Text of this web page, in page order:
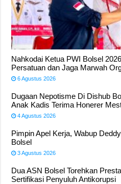
Nahkodai Ketua PWI Bolsel
Persatuan dan Jaga Marwah
6 Agustus 2026
Dugaan Nepotisme Di Dishub
Anak Kadis Terima Honerer
4 Agustus 2026
Pimpin Apel Kerja, Wabup
Bolsel
3 Agustus 2026
Dua ASN Bolsel Torehkan
Sertifikasi Penyuluh Antikorupsi